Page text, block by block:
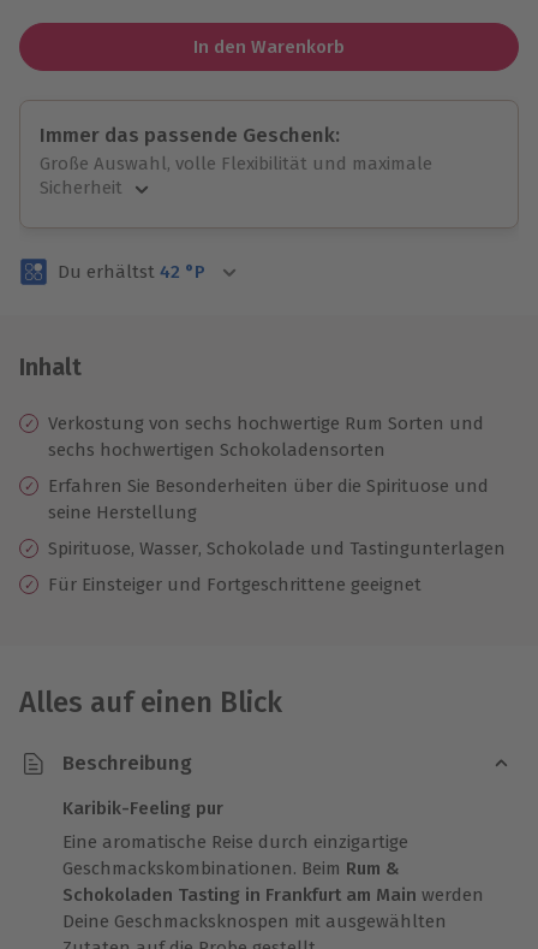
In den Warenkorb
Immer das passende Geschenk:
Große Auswahl, volle Flexibilität und maximale
Sicherheit
Volle Flexibilität
3 Jahre gültig & verlängerbar.
Du erhältst 42 °P
Inhalt
Verkostung von sechs hochwertige Rum Sorten und
sechs hochwertigen Schokoladensorten
Erfahren Sie Besonderheiten über die Spirituose und
seine Herstellung
Spirituose, Wasser, Schokolade und Tastingunterlagen
Für Einsteiger und Fortgeschrittene geeignet
Alles auf einen Blick
Beschreibung
Karibik-Feeling pur
Eine aromatische Reise durch einzigartige
Geschmackskombinationen. Beim Rum &
Schokoladen Tasting in Frankfurt am Main werden
Deine Geschmacksknospen mit ausgewählten